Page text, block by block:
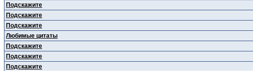
Подскажите
Подскажите
Подскажите
Любимые цитаты
Подскажите
Подскажите
Подскажите